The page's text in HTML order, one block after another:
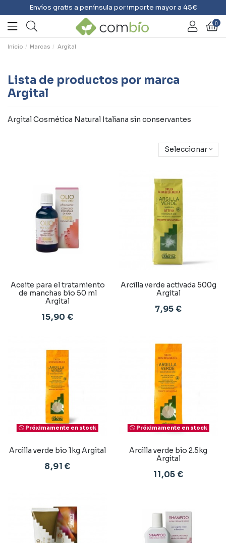
Envíos gratis a península por importe mayor a 45€
0
Inicio Marcas Argital
Lista de productos por marca
Argital
Argital Cosmética Natural Italiana sin conservantes
Seleccionar
Aceite para el tratamiento
de manchas bio 50 ml
Argital
15,90 €
Arcilla verde activada 500g
Argital
7,95 €
Próximamente en stock
Arcilla verde bio 1kg Argital
8,91 €
Próximamente en stock
Arcilla verde bio 2.5kg
Argital
11,05 €